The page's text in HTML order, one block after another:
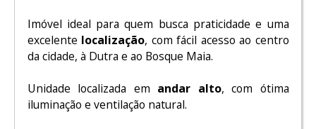
Imóvel ideal para quem busca praticidade e uma
excelente localização, com fácil acesso ao centro
da cidade, à Dutra e ao Bosque Maia.
Unidade localizada em andar alto, com ótima
iluminação e ventilação natural.